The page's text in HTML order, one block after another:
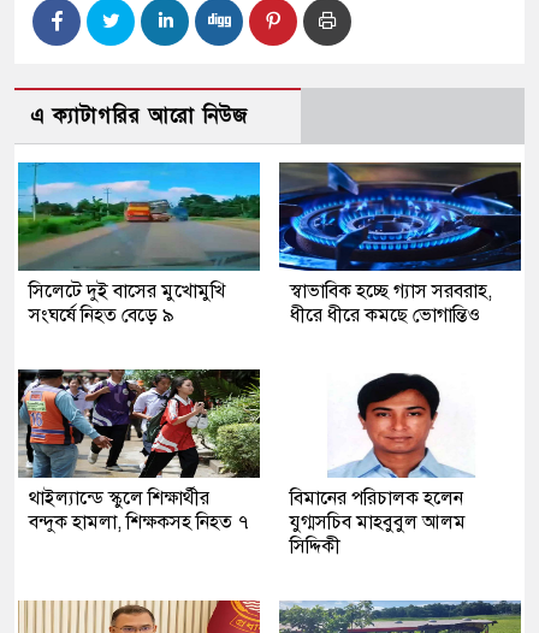
এ ক্যাটাগরির আরো নিউজ
সিলেটে দুই বাসের মুখোমুখি
সংঘর্ষে নিহত বেড়ে ৯
স্বাভাবিক হচ্ছে গ্যাস সরবরাহ,
ধীরে ধীরে কমছে ভোগান্তিও
থাইল্যান্ডে স্কুলে শিক্ষার্থীর
বন্দুক হামলা, শিক্ষকসহ নিহত ৭
বিমানের পরিচালক হলেন
যুগ্মসচিব মাহবুবুল আলম
সিদ্দিকী